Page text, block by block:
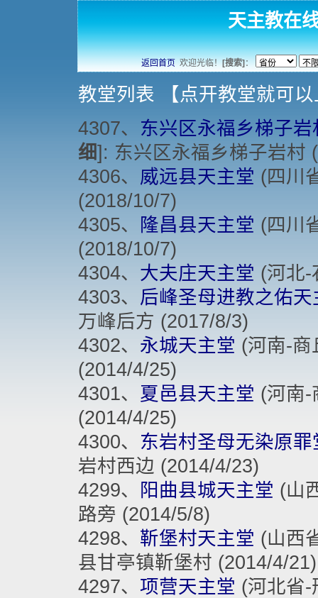
天主教在
返回首页欢迎光临！[搜索]：
教堂列表 【点开教堂就可
4307、 东兴区永福乡梯子
细]: 东兴区永福乡梯子岩村
4306、 威远县天主堂 (四川
(2018/10/7)
4305、
隆昌县天主堂 (四川
(2018/10/7)
4304、 大夫庄天主堂 (河北-
4303、 后峰圣母进教之佑天
万峰后方 (2017/8/3)
4302、 永城天主堂 (河南-商
(2014/4/25)
4301、 夏邑县天主堂 (河南-
(2014/4/25)
4300、 东岩村圣母无染原罪
岩村西边 (2014/4/23)
4299、
阳曲县城天主堂 (山
路旁 (2014/5/8)
4298、 靳堡村天主堂 (山西
县甘亭镇靳堡村 (2014/4/21)
4297、 项营天主堂 (河北省-